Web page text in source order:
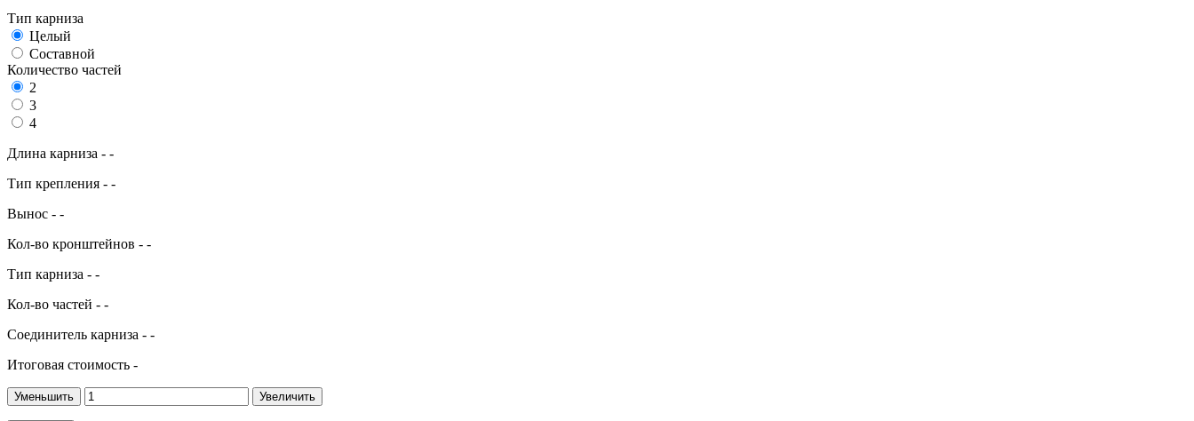
Тип карниза
Целый
Составной
Количество частей
2
3
4
Длина карниза - -
Тип крепления - -
Вынос - -
Кол-во кронштейнов - -
Тип карниза - -
Кол-во частей - -
Соединитель карниза - -
Итоговая стоимость -
Уменьшить Увеличить